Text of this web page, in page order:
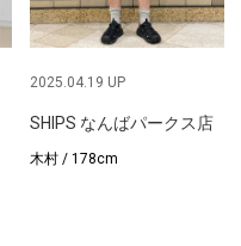
2025.04.19 UP
SHIPS なんばパークス店
木村 / 178cm